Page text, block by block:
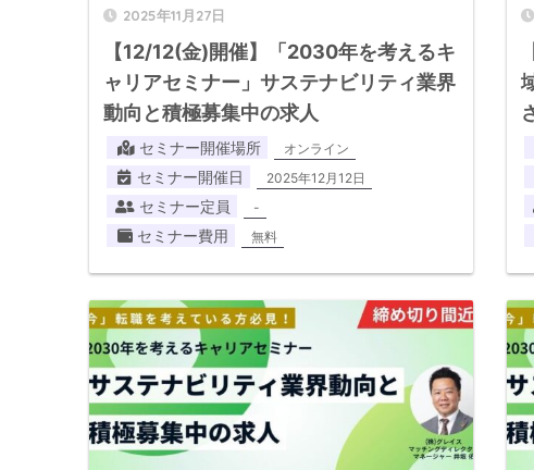
2025年11月27日
【12/12(金)開催】「2030年を考えるキ
ャリアセミナー」サステナビリティ業界
動向と積極募集中の求人
セミナー開催場所 オンライン
セミナー開催日 2025年12月12日
セミナー定員 -
セミナー費用 無料